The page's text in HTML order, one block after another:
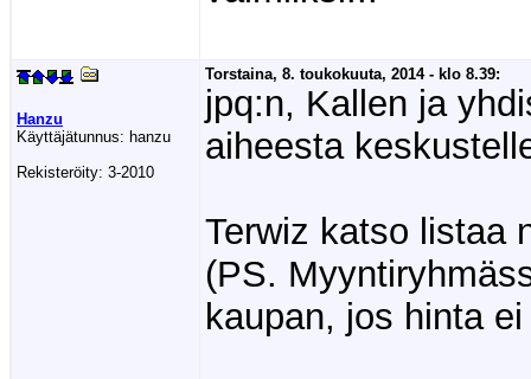
Hanzu
Käyttäjätunnus: hanzu
Rekisteröity: 3-2010
Torstaina, 8. toukokuuta, 2014 - klo 8.39:
jpq:n, Kallen ja
aiheesta
Terwiz katso listaa
(PS.
kaupan, jos hinta